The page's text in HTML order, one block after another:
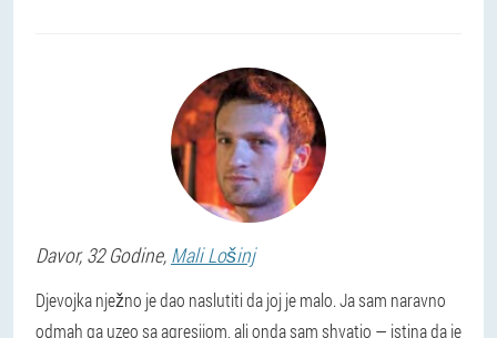
Davor, 32 Godine, Mali Lošinj
Djevojka nježno je dao naslutiti da joj je malo. Ja sam naravno
odmah ga uzeo sa agresijom, ali onda sam shvatio — istina da je